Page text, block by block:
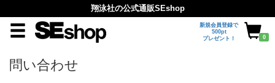
翔泳社の公式通販SEshop
新規会員登録で
500pt
プレゼント！
0
問い合わせ